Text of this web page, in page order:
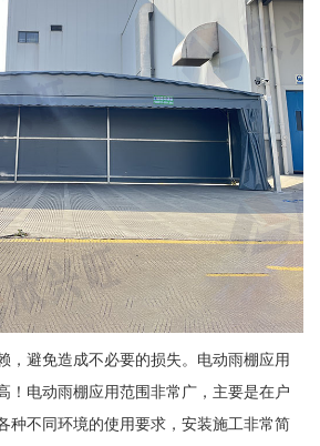
，避免造成不必要的损失。电动雨棚应用
！电动雨棚应用范围非常广，主要是在户
种不同环境的使用要求，安装施工非常简